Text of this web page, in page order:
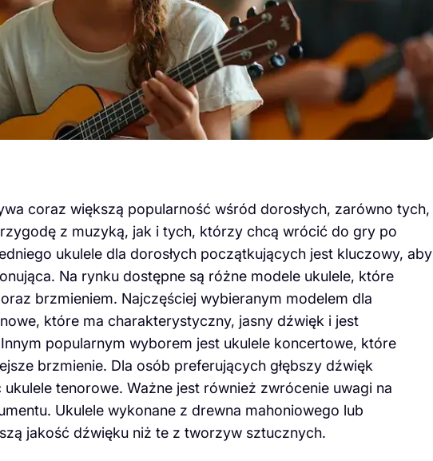
coraz większą popularność wśród dorosłych, zarówno tych,
z muzyką, jak i tych, którzy chcą wrócić do gry po
ukulele dla dorosłych początkujących jest kluczowy, aby
Na rynku dostępne są różne modele ukulele, które
brzmieniem. Najczęściej wybieranym modelem dla
które ma charakterystyczny, jasny dźwięk i jest
Innym popularnym wyborem jest ukulele koncertowe, które
brzmienie. Dla osób preferujących głębszy dźwięk
tenorowe. Ważne jest również zwrócenie uwagi na
Ukulele wykonane z drewna mahoniowego lub
jakość dźwięku niż te z tworzyw sztucznych.